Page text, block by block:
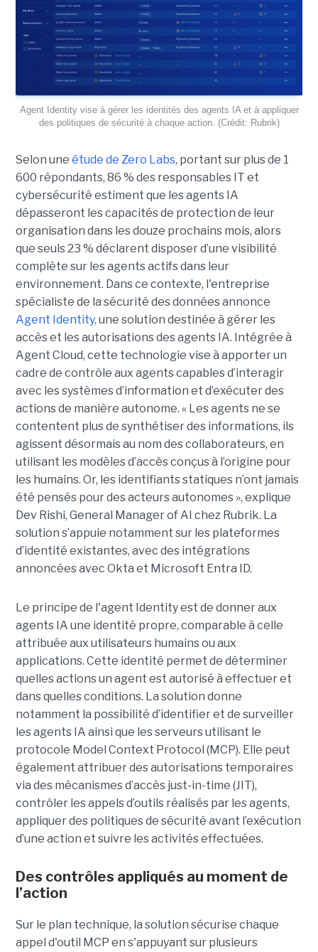
Agent Identity vise à gérer les identités des agents IA et à appliquer
des politiques de sécurité à chaque action. (Crédit: Rubrik)
Selon une étude de Zero Labs, portant sur plus de 1
600 répondants, 86 % des responsables IT et
cybersécurité estiment que les agents IA
dépasseront les capacités de protection de leur
organisation dans les douze prochains mois, alors
que seuls 23 % déclarent disposer d’une visibilité
complète sur les agents actifs dans leur
environnement. Dans ce contexte, l'entreprise
spécialiste de la sécurité des données annonce
Agent Identity, une solution destinée à gérer les
accès et les autorisations des agents IA. Intégrée à
Agent Cloud, cette technologie vise à apporter un
cadre de contrôle aux agents capables d’interagir
avec les systèmes d’information et d’exécuter des
actions de manière autonome. « Les agents ne se
contentent plus de synthétiser des informations, ils
agissent désormais au nom des collaborateurs, en
utilisant les modèles d’accès conçus à l’origine pour
les humains. Or, les identifiants statiques n’ont jamais
été pensés pour des acteurs autonomes », explique
Dev Rishi, General Manager of AI chez Rubrik. La
solution s’appuie notamment sur les plateformes
d’identité existantes, avec des intégrations
annoncées avec Okta et Microsoft Entra ID.
Le principe de l'agent Identity est de donner aux
agents IA une identité propre, comparable à celle
attribuée aux utilisateurs humains ou aux
applications. Cette identité permet de déterminer
quelles actions un agent est autorisé à effectuer et
dans quelles conditions. La solution donne
notamment la possibilité d’identifier et de surveiller
les agents IA ainsi que les serveurs utilisant le
protocole Model Context Protocol (MCP). Elle peut
également attribuer des autorisations temporaires
via des mécanismes d’accès just-in-time (JIT),
contrôler les appels d’outils réalisés par les agents,
appliquer des politiques de sécurité avant l’exécution
d’une action et suivre les activités effectuées.
Des contrôles appliqués au moment de
l’action
Sur le plan technique, la solution sécurise chaque
appel d'outil MCP en s'appuyant sur plusieurs